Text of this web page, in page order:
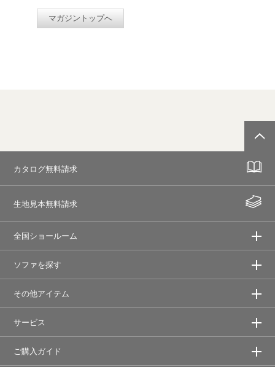
マガジントップへ
カタログ無料請求
生地見本無料請求
全国ショールーム
ソファを探す
その他アイテム
サービス
ご購入ガイド